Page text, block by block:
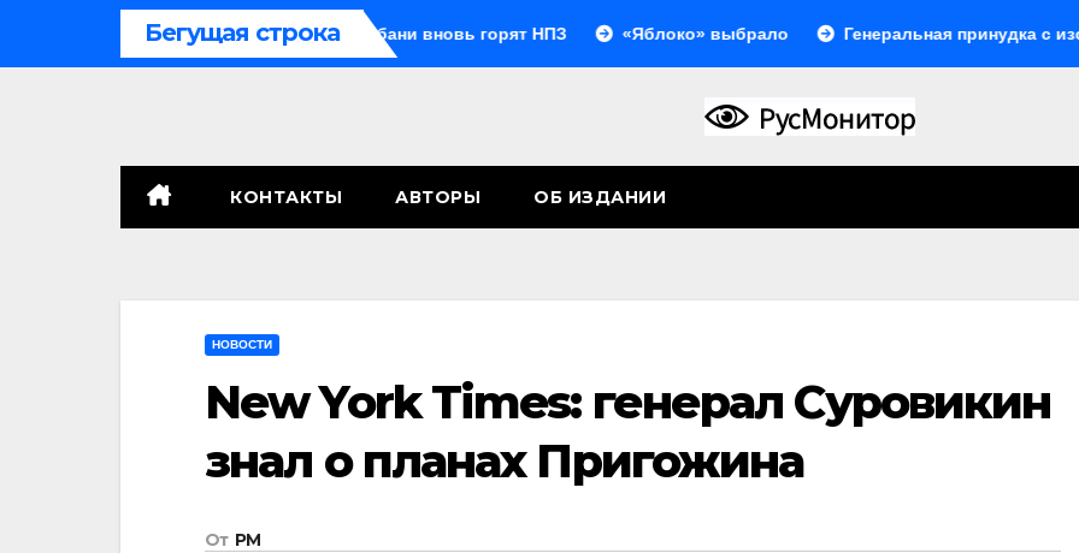
Бегущая строка
с внуком, в Поволжье и на Кубани вновь горят НПЗ «Яблоко» выбрало Генеральная принудка с изоляцией
КОНТАКТЫ АВТОРЫ ОБ ИЗДАНИИ
НОВОСТИ
New York Times: генерал Суровикин
знал о планах Пригожина
От РМ